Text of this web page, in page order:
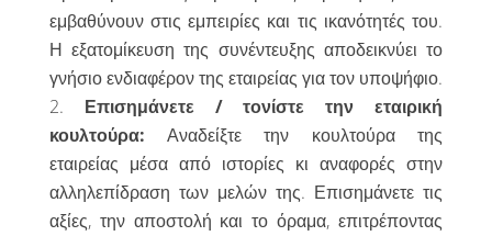
εμβαθύνουν στις εμπειρίες και τις ικανότητές του.
Η εξατομίκευση της συνέντευξης αποδεικνύει το
γνήσιο ενδιαφέρον της εταιρείας για τον υποψήφιο.
Επισημάνετε / τονίστε την εταιρική
κουλτούρα: Αναδείξτε την κουλτούρα της
εταιρείας μέσα από ιστορίες κι αναφορές στην
αλληλεπίδραση των μελών της. Επισημάνετε τις
αξίες, την αποστολή και το όραμα, επιτρέποντας